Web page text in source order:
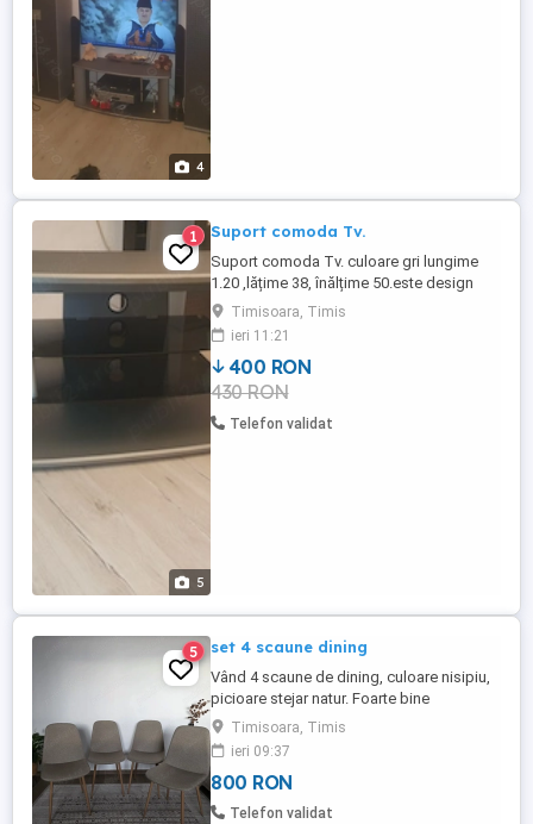
4
5
1 Suport comoda Tv.
Suport comoda Tv. culoare gri lungime
1.20 ,lățime 38, înălțime 50.este design
curbat cu rafturi de sticla neagra
securizata ,colturi rotunjite.
Timisoara, Timis
ieri 11:21
400 RON
430 RON
Telefon validat
5 set 4 scaune dining
Vând 4 scaune de dining, culoare nisipiu,
picioare stejar natur. Foarte bine
întreținute, fără defecte, stabile și
confortabile. Design modern Puțin
folosite Preț: 800 lei setul Se vând doar la
set
Timisoara, Timis
ieri 09:37
800 RON
Telefon validat